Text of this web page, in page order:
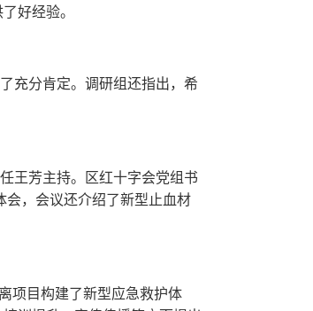
好经验。
充分肯定。调研组还指出，希
王芳主持。区红十字会党组书
会，会议还介绍了新型止血材
项目构建了新型应急救护体